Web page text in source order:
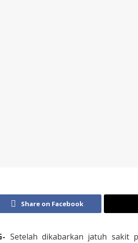
Share on Facebook
Setelah dikabarkan jatuh sakit